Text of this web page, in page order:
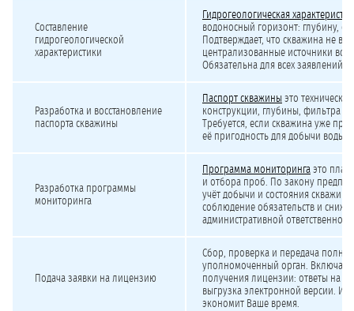
Составление
гидрогеологической
характеристики
Гидрогеологическая
водоносный горизонт: глубину,
Подтверждает, что скважина не
централизованные источники
Обязательна для всех заявлений.
Разработка и восстановление
паспорта скважины
Паспорт скважины это
конструкции, глубины, фильтра и
Требуется, если скважина уже
её пригодность для добычи воды.
Разработка программы
мониторинга
Программа мониторинга это план
и отбора проб. По закону
учёт добычи и состояния
соблюдение обязательств и
административной
Подача заявки на лицензию
Сбор, проверка и передача
уполномоченный орган.
получения лицензии: ответы на
выгрузка электронной версии.
экономит Ваше время.